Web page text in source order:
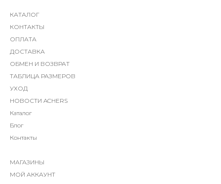
КАТАЛОГ
КОНТАКТЫ
ОПЛАТА
ДОСТАВКА
ОБМЕН И ВОЗВРАТ
ТАБЛИЦА РАЗМЕРОВ
УХОД
НОВОСТИ ACHERS
Каталог
Блог
Контакты
МАГАЗИНЫ
МОЙ АККАУНТ